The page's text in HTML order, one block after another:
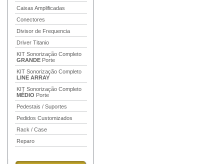
Caixas Amplificadas
Conectores
Divisor de Frequencia
Driver Titanio
KIT Sonorização Completo
GRANDE Porte
KIT Sonorização Completo
LINE ARRAY
KIT Sonorização Completo
MÉDIO Porte
Pedestais / Suportes
Pedidos Customizados
Rack / Case
Reparo